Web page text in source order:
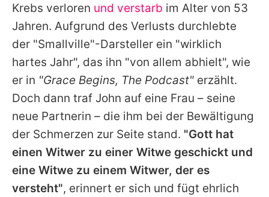
Utiq verwalten
Krebs verloren und verstarb im Alter von 53
Jahren. Aufgrund des Verlusts durchlebte
der "Smallville"-Darsteller ein "wirklich
hartes Jahr", das ihn "von allem abhielt", wie
er in "Grace Begins, The Podcast" erzählt.
Doch dann traf John auf eine Frau – seine
neue Partnerin – die ihm bei der Bewältigung
der Schmerzen zur Seite stand. "Gott hat
einen Witwer zu einer Witwe geschickt und
eine Witwe zu einem Witwer, der es
versteht", erinnert er sich und fügt ehrlich